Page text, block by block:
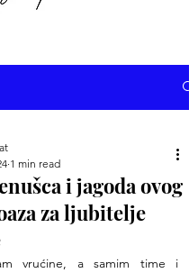
i jagoda ovog
za ljubitelje
1 min read
vrućine, a samim time i